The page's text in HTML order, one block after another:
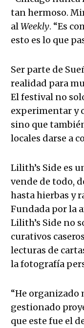
tan hermoso.
alWeekly. “Es
esto es lo que
Ser parte de
realidad para
El festival no
experimentar y
sino que
locales darse a
Lilith’s Side es
vende de todo,
hasta hierbas y
Fundada por la
Lilith’s Side no
curativos
lecturas de
la fotografía
“He organizado
gestionado
que este fue el